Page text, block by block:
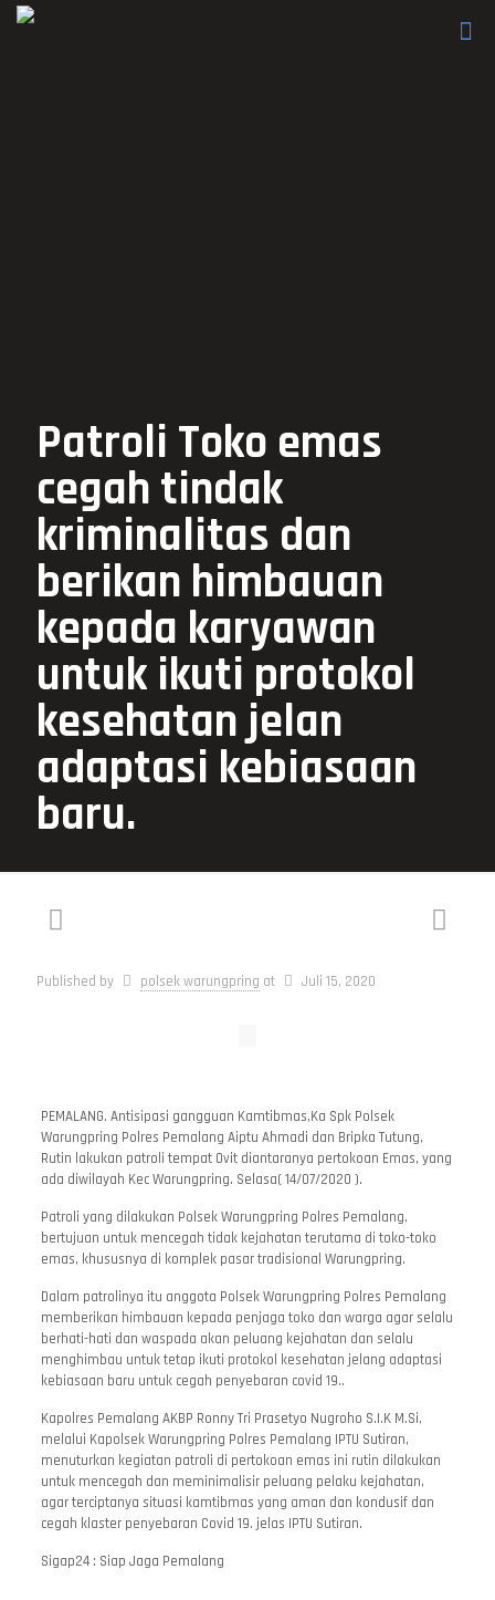
Patroli Toko emas
cegah tindak
kriminalitas dan
berikan himbauan
kepada karyawan
untuk ikuti protokol
kesehatan jelan
adaptasi kebiasaan
baru.
Published by polsek warungpring at Juli 15, 2020
PEMALANG. Antisipasi gangguan Kamtibmas,Ka Spk Polsek
Warungpring Polres Pemalang Aiptu Ahmadi dan Bripka Tutung,
Rutin lakukan patroli tempat Ovit diantaranya pertokoan Emas, yang
ada diwilayah Kec Warungpring. Selasa( 14/07/2020 ).
Patroli yang dilakukan Polsek Warungpring Polres Pemalang,
bertujuan untuk mencegah tidak kejahatan terutama di toko-toko
emas, khususnya di komplek pasar tradisional Warungpring.
Dalam patrolinya itu anggota Polsek Warungpring Polres Pemalang
memberikan himbauan kepada penjaga toko dan warga agar selalu
berhati-hati dan waspada akan peluang kejahatan dan selalu
menghimbau untuk tetap ikuti protokol kesehatan jelang adaptasi
kebiasaan baru untuk cegah penyebaran covid 19..
Kapolres Pemalang AKBP Ronny Tri Prasetyo Nugroho S.I.K M.Si,
melalui Kapolsek Warungpring Polres Pemalang IPTU Sutiran,
menuturkan kegiatan patroli di pertokoan emas ini rutin dilakukan
untuk mencegah dan meminimalisir peluang pelaku kejahatan,
agar terciptanya situasi kamtibmas yang aman dan kondusif dan
cegah klaster penyebaran Covid 19. jelas IPTU Sutiran.
Sigap24 : Siap Jaga Pemalang